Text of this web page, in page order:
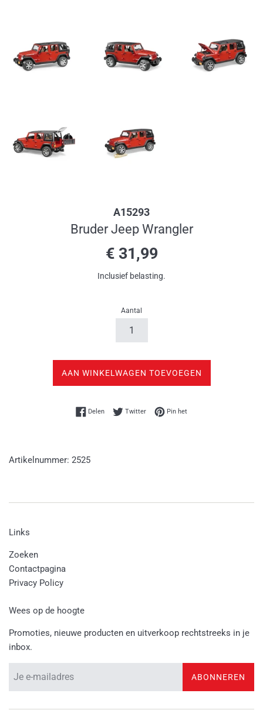
A15293
Bruder Jeep Wrangler
Normale
prijs
€ 31,99
Inclusief belasting.
Aantal
AAN WINKELWAGEN TOEVOEGEN
DelenDelen op Facebook
TwitterTwitteren op Twitter
Pin hetPinnen op Pinterest
Artikelnummer: 2525
Links
Zoeken
Contactpagina
Privacy Policy
Wees op de hoogte
Promoties, nieuwe producten en uitverkoop rechtstreeks in je
inbox.
ABONNEREN